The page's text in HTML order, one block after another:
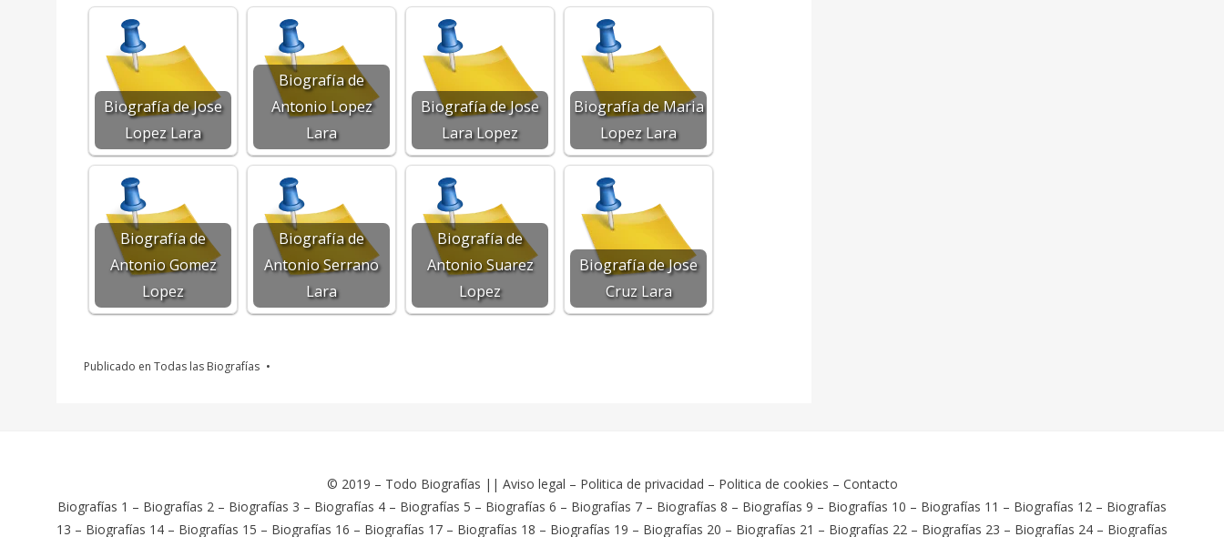
Biografía de Jose
Lopez Lara
Biografía de
Antonio Lopez
Lara
Biografía de Jose
Lara Lopez
Biografía de Maria
Lopez Lara
Biografía de
Antonio Gomez
Lopez
Biografía de
Antonio Serrano
Lara
Biografía de
Antonio Suarez
Lopez
Biografía de Jose
Cruz Lara
Publicado en Todas las Biografías
© 2019 – Todo Biografías || Aviso legal – Politica de privacidad – Politica de cookies – Contacto
Biografías 1 – Biografías 2 – Biografías 3 – Biografías 4 – Biografías 5 – Biografías 6 – Biografías 7 – Biografías 8 – Biografías 9 – Biografías 10 – Biografías 11 – Biografías 12 – Biografías
13 – Biografías 14 – Biografías 15 – Biografías 16 – Biografías 17 – Biografías 18 – Biografías 19 – Biografías 20 – Biografías 21 – Biografías 22 – Biografías 23 – Biografías 24 – Biografías